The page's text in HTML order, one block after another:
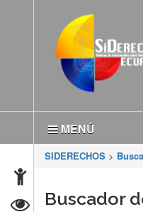
MENÚ
SIDERECHOS >
Buscador